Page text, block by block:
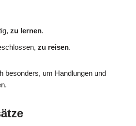
zu lernen.
zu reisen.
besonders, um Handlungen und